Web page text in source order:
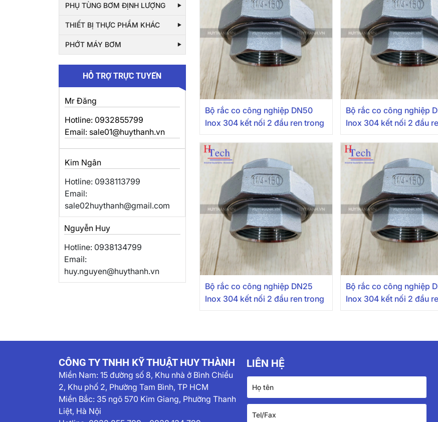
PHỤ TÙNG BƠM ĐỊNH LƯỢNG
THIẾT BỊ THỰC PHẨM KHÁC
PHỚT MÁY BƠM
HỖ TRỢ TRỰC TUYẾN
Mr Đăng
Hotline: 0932855799
Email: sale01@huythanh.vn
Kim Ngân
Hotline: 0938113799
Email:
sale02huythanh@gmail.com
Nguyễn Huy
Hotline: 0938134799
Email:
huy.nguyen@huythanh.vn
Bộ rắc co công nghiệp DN50
Inox 304 kết nối 2 đầu ren trong
Bộ rắc co công nghiệp
Inox 304 kết nối 2 đầu
Bộ rắc co công nghiệp DN25
Inox 304 kết nối 2 đầu ren trong
Bộ rắc co công nghiệp
Inox 304 kết nối 2 đầu
CÔNG TY TNHH KỸ THUẬT HUY THÀNH
Miền Nam: 15 đường số 8, Khu nhà ở Bình Chiểu
2, Khu phố 2, Phường Tam Bình, TP HCM
Miền Bắc: 35 ngõ 570 Kim Giang, Phường Thanh
Liệt, Hà Nội
LIÊN HỆ